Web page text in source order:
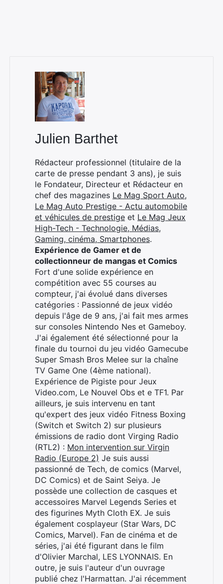
Julien Barthet
Rédacteur professionnel (titulaire de la
carte de presse pendant 3 ans), je suis
le Fondateur, Directeur et Rédacteur en
chef des magazines Le Mag Sport Auto,
Le Mag Auto Prestige - Actu automobile
et véhicules de prestige et Le Mag Jeux
High-Tech - Technologie, Médias,
Gaming, cinéma, Smartphones.
Expérience de Gamer et de
collectionneur de mangas et Comics
Fort d'une solide expérience en
compétition avec 55 courses au
compteur, j'ai évolué dans diverses
catégories : Passionné de jeux vidéo
depuis l'âge de 9 ans, j'ai fait mes armes
sur consoles Nintendo Nes et Gameboy.
J'ai également été sélectionné pour la
finale du tournoi du jeu vidéo Gamecube
Super Smash Bros Melee sur la chaîne
TV Game One (4ème national).
Expérience de Pigiste pour Jeux
Video.com, Le Nouvel Obs et e TF1. Par
ailleurs, je suis intervenu en tant
qu'expert des jeux vidéo Fitness Boxing
(Switch et Switch 2) sur plusieurs
émissions de radio dont Virging Radio
(RTL2) : Mon intervention sur Virgin
Radio (Europe 2) Je suis aussi
passionné de Tech, de comics (Marvel,
DC Comics) et de Saint Seiya. Je
possède une collection de casques et
accessoires Marvel Legends Series et
des figurines Myth Cloth EX. Je suis
également cosplayeur (Star Wars, DC
Comics, Marvel). Fan de cinéma et de
séries, j'ai été figurant dans le film
d'Olivier Marchal, LES LYONNAIS. En
outre, je suis l'auteur d'un ouvrage
publié chez l'Harmattan. J'ai récemment
Rechercher